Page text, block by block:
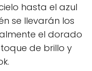
hasta el azul
se llevarán los
el dorado
de brillo y